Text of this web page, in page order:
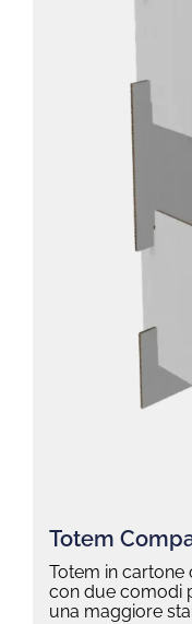
Totem
Totem in
con due comodi
una maggiore